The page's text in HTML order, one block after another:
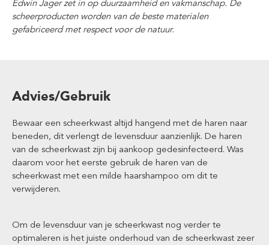
Edwin Jager zet in op duurzaamheid en vakmanschap. De
scheerproducten worden van de beste materialen
gefabriceerd met respect voor de natuur.
Advies/Gebruik
Bewaar een scheerkwast altijd hangend met de haren naar
beneden, dit verlengt de levensduur aanzienlijk. De haren
van de scheerkwast zijn bij aankoop gedesinfecteerd. Was
daarom voor het eerste gebruik de haren van de
scheerkwast met een milde haarshampoo om dit te
verwijderen.
Om de levensduur van je scheerkwast nog verder te
optimaleren is het juiste onderhoud van de scheerkwast zeer